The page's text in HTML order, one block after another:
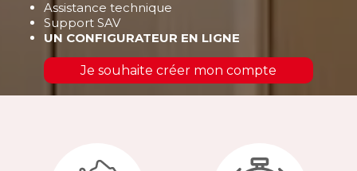
Assistance technique
Support SAV
UN CONFIGURATEUR EN LIGNE
Je souhaite créer mon compte